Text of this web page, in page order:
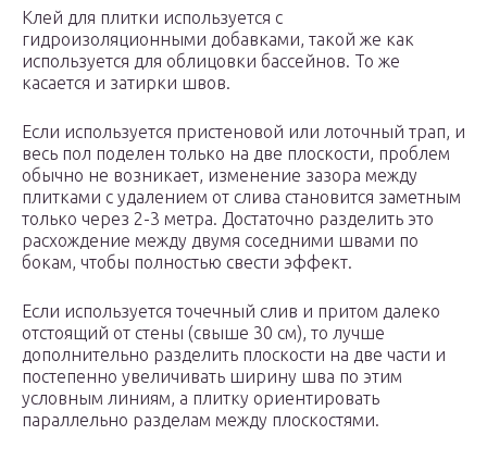
Клей для плитки используется с
гидроизоляционными добавками, такой же как
используется для облицовки бассейнов. То же
касается и затирки швов.
Если используется пристеновой или лоточный трап, и
весь пол поделен только на две плоскости, проблем
обычно не возникает, изменение зазора между
плитками с удалением от слива становится заметным
только через 2-3 метра. Достаточно разделить это
расхождение между двумя соседними швами по
бокам, чтобы полностью свести эффект.
Если используется точечный слив и притом далеко
отстоящий от стены (свыше 30 см), то лучше
дополнительно разделить плоскости на две части и
постепенно увеличивать ширину шва по этим
условным линиям, а плитку ориентировать
параллельно разделам между плоскостями.